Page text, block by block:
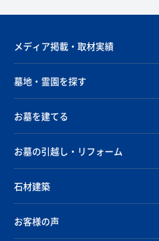
メディア掲載・取材実績
墓地・霊園を探す
お墓を建てる
お墓の引越し・リフォーム
石材建築
お客様の声